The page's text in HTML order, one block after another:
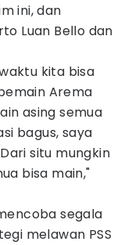
ini, dan
Luan Bello dan
kita bisa
Arema
asing semua
bagus, saya
situ mungkin
bisa main,"
segala
melawan PSS